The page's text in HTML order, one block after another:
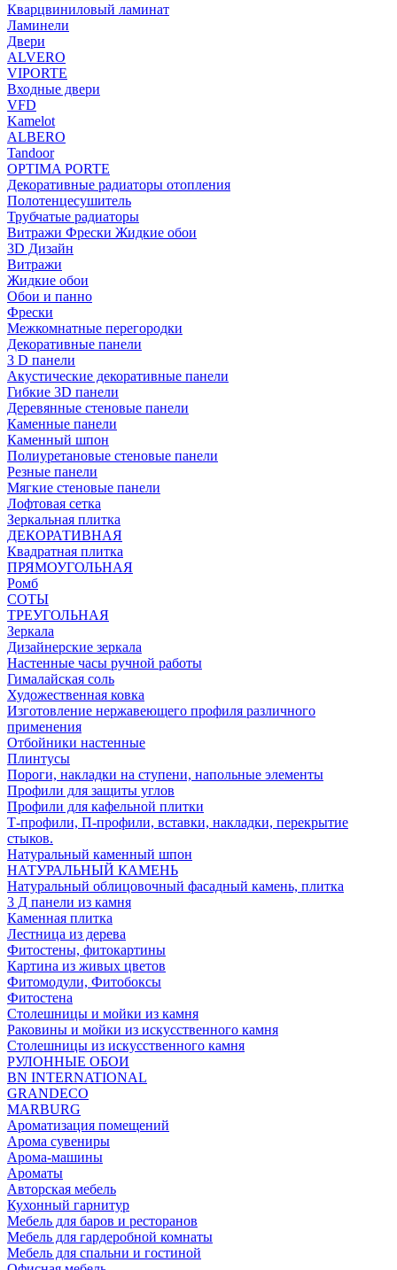
Кварцвиниловый ламинат
Ламинели
Двери
ALVERO
VIPORTE
Входные двери
VFD
Kamelot
ALBERO
Tandoor
OPTIMA PORTE
Декоративные радиаторы отопления
Полотенцесушитель
Трубчатые радиаторы
Витражи Фрески Жидкие обои
3D Дизайн
Витражи
Жидкие обои
Обои и панно
Фрески
Межкомнатные перегородки
Декоративные панели
3 D панели
Акустические декоративные панели
Гибкие 3D панели
Деревянные стеновые панели
Каменные панели
Каменный шпон
Полиуретановые стеновые панели
Резные панели
Мягкие стеновые панели
Лофтовая сетка
Зеркальная плитка
ДЕКОРАТИВНАЯ
Квадратная плитка
ПРЯМОУГОЛЬНАЯ
Ромб
СОТЫ
ТРЕУГОЛЬНАЯ
Зеркала
Дизайнерские зеркала
Настенные часы ручной работы
Гималайская соль
Художественная ковка
Изготовление нержавеющего профиля различного
применения
Отбойники настенные
Плинтусы
Пороги, накладки на ступени, напольные элементы
Профили для защиты углов
Профили для кафельной плитки
Т-профили, П-профили, вставки, накладки, перекрытие
стыков.
Натуральный каменный шпон
НАТУРАЛЬНЫЙ КАМЕНЬ
Натуральный облицовочный фасадный камень, плитка
3 Д панели из камня
Каменная плитка
Лестница из дерева
Фитостены, фитокартины
Картина из живых цветов
Фитомодули, Фитобоксы
Фитостена
Столешницы и мойки из камня
Раковины и мойки из искусственного камня
Столешницы из искусственного камня
РУЛОННЫЕ ОБОИ
BN INTERNATIONAL
GRANDECO
MARBURG
Ароматизация помещений
Арома сувениры
Арома-машины
Ароматы
Авторская мебель
Кухонный гарнитур
Мебель для баров и ресторанов
Мебель для гардеробной комнаты
Мебель для спальни и гостиной